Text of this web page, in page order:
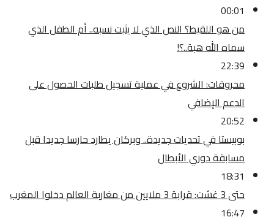
00:01
من هو اللقيط؟ النص الذي لا يثبت نسبه.. أم الطفل الذي
سماه الله هبة..؟!
22:39
محروقات: الشروع في عملية تسجيل طلبات الحصول على
الدعم الإضافي
20:52
بوبيستا في تحديات جديدة.. وبركان يطارد حارسا جديدا قبل
مسابقة دوري الأبطال
18:31
حتى 3 غشت: قرابة 3 ملايين من مغاربة العالم دخلوا المغرب
16:47